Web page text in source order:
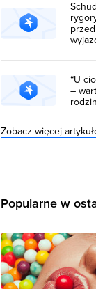
“U
–
Zobacz więcej
Popularne w